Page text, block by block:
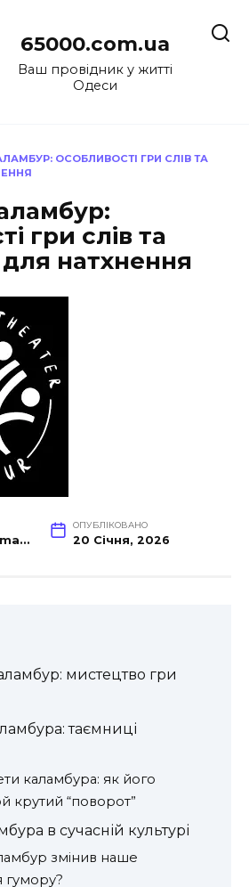
65000.com.ua
Ваш провідник у житті
Одеси
ОСОБЛИВОСТІ ГРИ СЛІВ ТА
гри слів та
натхнення
webseoupukr@gmail.com
ОПУБЛІКОВАНО
20 Січня, 2026
мистецтво гри
таємниці
каламбура: як його
крутий “поворот”
в сучасній культурі
змінив наше
гумору?